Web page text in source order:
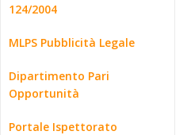
124/2004
MLPS Pubblicità Legale
Dipartimento Pari
Opportunità
Portale Ispettorato